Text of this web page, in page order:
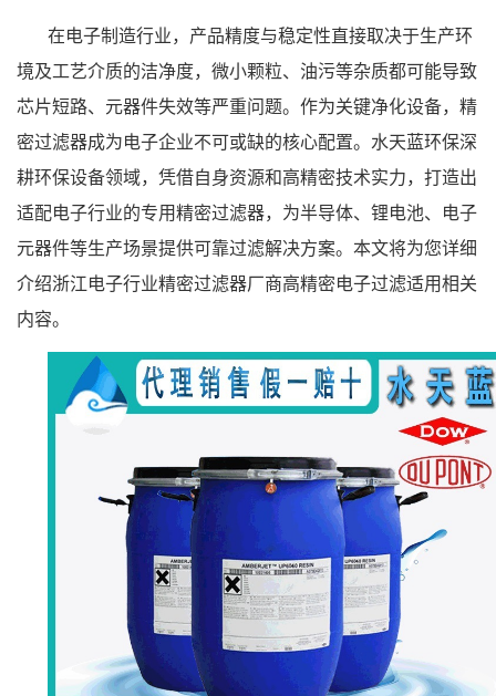
在电子制造行业，产品精度与稳定性直接取决于生产环
境及工艺介质的洁净度，微小颗粒、油污等杂质都可能导致
芯片短路、元器件失效等严重问题。作为关键净化设备，精
密过滤器成为电子企业不可或缺的核心配置。水天蓝环保深
耕环保设备领域，凭借自身资源和高精密技术实力，打造出
适配电子行业的专用精密过滤器，为半导体、锂电池、电子
元器件等生产场景提供可靠过滤解决方案。本文将为您详细
介绍浙江电子行业精密过滤器厂商高精密电子过滤适用相关
内容。